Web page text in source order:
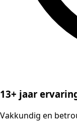
13+ jaar
Vakkundig en